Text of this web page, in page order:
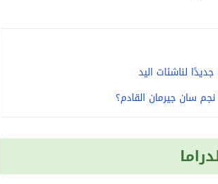
لناشئات اليد
سان جيرمان القادم؟